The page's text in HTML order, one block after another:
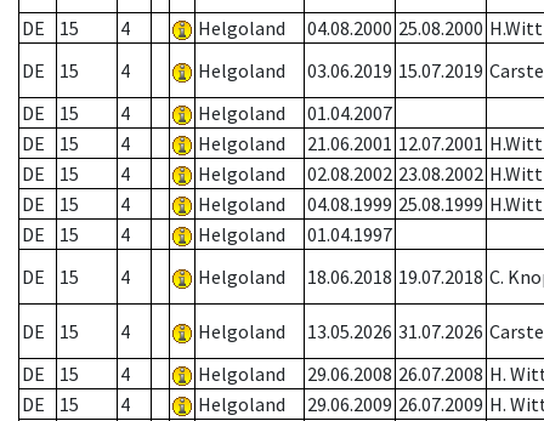
DE 15 4 Helgoland 04.08.2000 25.08.2000 H.Witt
DE
15 4 Helgoland 03.06.2019 15.07.2019
DE
15 4 Helgoland
01.04.2007
DE
15 4 Helgoland 21.06.2001 12.07.2001 H.Witt
DE
15 4 Helgoland 02.08.2002 23.08.2002 H.Witt
DE
15 4 Helgoland 04.08.1999 25.08.1999 H.Witt
DE
15 4 Helgoland
01.04.1997
DE
15 4 Helgoland 18.06.2018 19.07.2018 C.
DE 15 4 Helgoland 13.05.2026 31.07.2026
DE
15 4 Helgoland 29.06.2008 26.07.2008 H.
DE
15 4 Helgoland 29.06.2009 26.07.2009 H.